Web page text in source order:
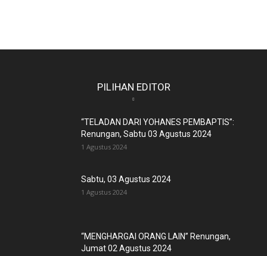
PILIHAN EDITOR
“TELADAN DARI YOHANES PEMBAPTIS”:
Renungan, Sabtu 03 Agustus 2024
1 Agustus 2024
Sabtu, 03 Agustus 2024
1 Agustus 2024
“MENGHARGAI ORANG LAIN” Renungan,
Jumat 02 Agustus 2024